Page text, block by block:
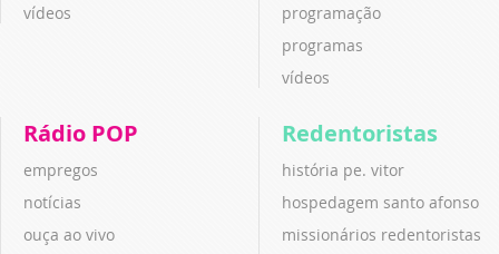
vídeos
programação
programas
vídeos
Rádio POP
empregos
notícias
ouça ao vivo
Redentoristas
história pe. vitor
hospedagem santo afonso
missionários redentoristas